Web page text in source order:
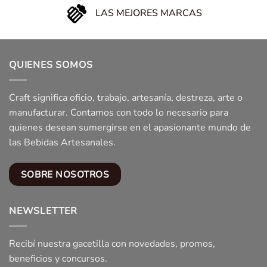
LAS MEJORES MARCAS
QUIENES SOMOS
Craft significa oficio, trabajo, artesanía, destreza, arte o
manufacturar. Contamos con todo lo necesario para
quienes desean sumergirse en el apasionante mundo de
las Bebidas Artesanales.
SOBRE NOSOTROS
NEWSLETTER
Recibí nuestra gacetilla con novedades, promos,
beneficios y concursos.